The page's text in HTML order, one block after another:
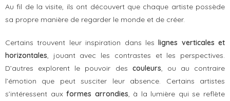
Au fil de la visite, ils ont découvert que chaque artiste possède
sa propre manière de regarder le monde et de créer.
Certains trouvent leur inspiration dans leslignes verticales et
horizontales, jouant avec les contrastes et les perspectives.
D’autres explorent le pouvoir des couleurs, ou au contraire
l’émotion que peut susciter leur absence. Certains artistes
s’intéressent auxformes arrondies, à la lumière qui se reflète